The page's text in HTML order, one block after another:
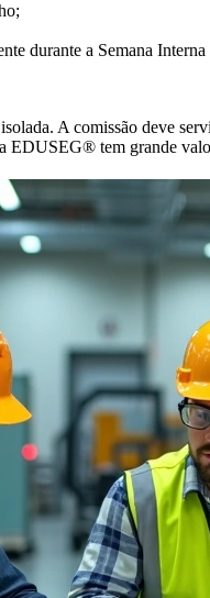
durante a Semana
A comissão deve
tem grande